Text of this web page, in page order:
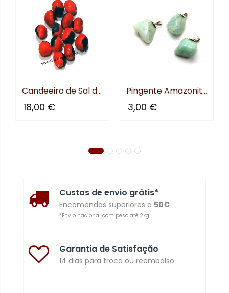
Candeeiro de Sal do Himalya...
18,00 €
Pingente Amazonita Rolada
3,00 €
Custos de envio grátis*
Encomendas superiores a 50€
*Envio nacional com peso até 2kg
Garantia de Satisfação
14 dias para troca ou reembolso